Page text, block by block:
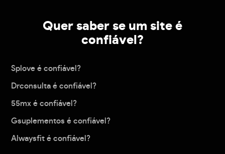
Quer saber se um site é
confiável?
Splove é confiável?
Drconsulta é confiável?
55mx é confiável?
Gsuplementos é confiável?
Alwaysfit é confiável?